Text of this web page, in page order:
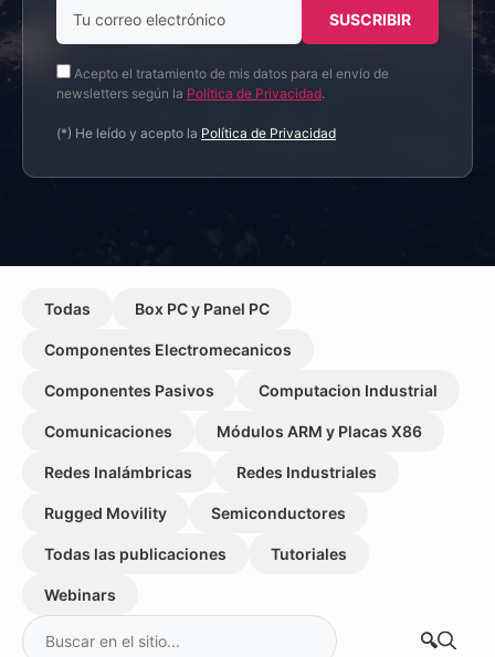
Acepto el tratamiento de mis datos para el envío de
newsletters según la Política de Privacidad.
(*) He leído y acepto la Política de Privacidad
Todas Box PC y Panel PC
Componentes Electromecanicos
Componentes Pasivos Computacion Industrial
Comunicaciones Módulos ARM y Placas X86
Redes Inalámbricas Redes Industriales
Rugged Movility Semiconductores
Todas las publicaciones Tutoriales
Webinars
Buscar: